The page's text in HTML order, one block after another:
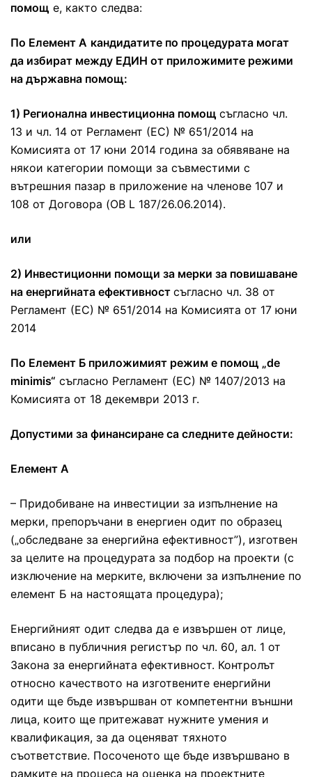
помощ е, както следва:
По Елемент А кандидатите по процедурата могат
да избират между ЕДИН от приложимите режими
на държавна помощ:
1) Регионална инвестиционна помощ съгласно чл.
13 и чл. 14 от Регламент (ЕС) № 651/2014 на
Комисията от 17 юни 2014 година за обявяване на
някои категории помощи за съвместими с
вътрешния пазар в приложение на членове 107 и
108 от Договора (OB L 187/26.06.2014).
или
2) Инвестиционни помощи за мерки за повишаване
на енергийната ефективност съгласно чл. 38 от
Регламент (ЕС) № 651/2014 на Комисията от 17 юни
2014
По Елемент Б приложимият режим е помощ „de
minimis“ съгласно Регламент (ЕС) № 1407/2013 на
Комисията от 18 декември 2013 г.
Допустими за финансиране са следните дейности:
Елемент А
– Придобиване на инвестиции за изпълнение на
мерки, препоръчани в енергиен одит по образец
(„обследване за енергийна ефективност”), изготвен
за целите на процедурата за подбор на проекти (с
изключение на мерките, включени за изпълнение по
елемент Б на настоящата процедура);
Енергийният одит следва да е извършен от лице,
вписано в публичния регистър по чл. 60, ал. 1 от
Закона за енергийната ефективност. Контролът
относно качеството на изготвените енергийни
одити ще бъде извършван от компетентни външни
лица, които ще притежават нужните умения и
квалификация, за да оценяват тяхното
съответствие. Посоченото ще бъде извършвано в
рамките на процеса на оценка на проектните